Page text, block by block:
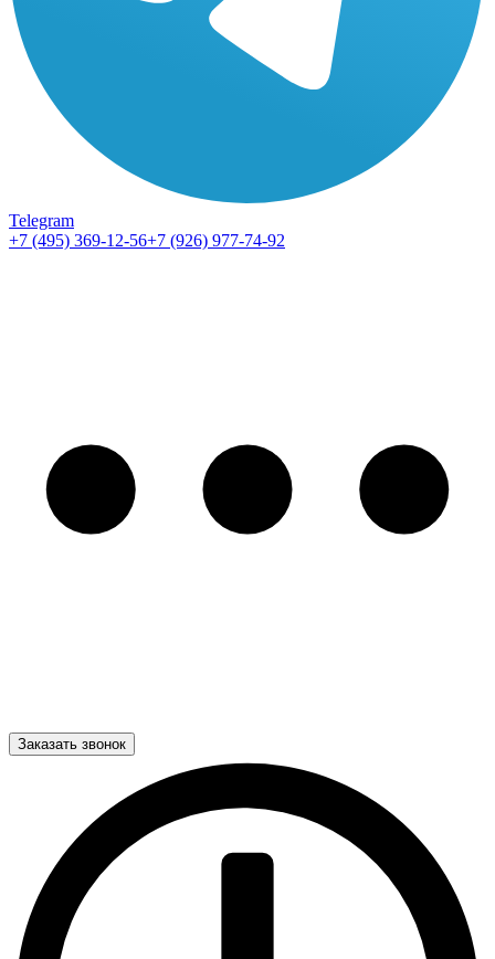
Telegram
+7 (495) 369-12-56+7 (926) 977-74-92
Заказать звонок